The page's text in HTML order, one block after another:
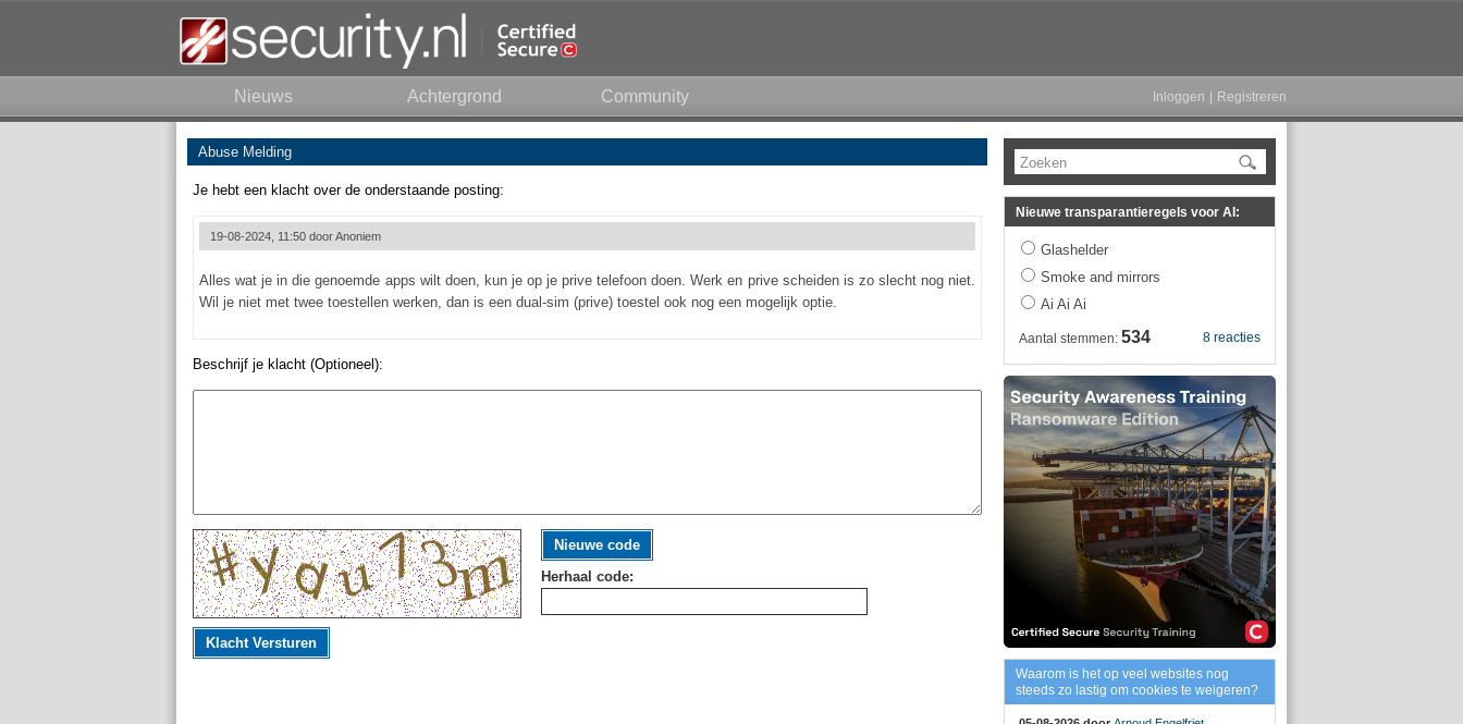
Nieuws Achtergrond Community Inloggen Registreren
Abuse Melding
Je hebt een klacht over de onderstaande posting:
19-08-2024, 11:50 doorAnoniem
Alles wat je in die genoemde apps wilt doen, kun je op je prive telefoon doen. Werk en prive scheiden is zo slecht nog niet.
Wil je niet met twee toestellen werken, dan is een dual-sim (prive) toestel ook nog een mogelijk optie.
Beschrijf je klacht (Optioneel):
Nieuwe code
Herhaal code:
Klacht Versturen
Zoeken
Nieuwe transparantieregels voor AI:
Glashelder
Smoke and mirrors
Ai Ai Ai
8 reacties
Aantal stemmen: 534
Waarom is het op veel websites nog
steeds zo lastig om cookies te weigeren?